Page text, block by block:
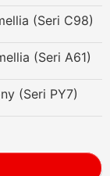
(Seri C98)
(Seri A61)
(Seri PY7)